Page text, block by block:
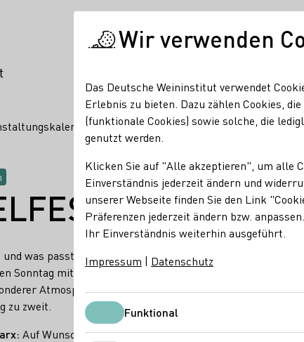
„SPARGELFEST AM MUTTERTAG IM
AM
was passt besser als frischer Spargel und leckere Wein?
Sonntag mit einem liebevoll zusammengestellten 3-
Atmosphäre – perfekt, um einfach mal Danke zu
zu zweit.
Auf Wunsch begleiten ausgewählte Weine vom
Wir verwenden
Das Deutsche Weininstitut verwendet
Erlebnis zu bieten. Dazu zählen Cookies,
(funktionale Cookies) sowie solche, die
genutzt werden.
Klicken Sie auf "Alle akzeptieren", um alle
Einverständnis jederzeit ändern und
unserer Webseite finden Sie den Link
Präferenzen jederzeit ändern bzw.
Ihr Einverständnis weiterhin ausgeführt.
Impressum | Datenschutz
FunktionalFunktional